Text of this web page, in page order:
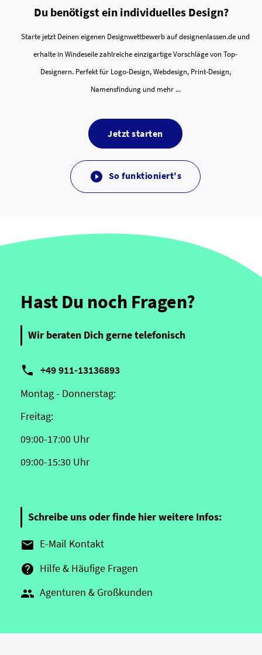
Du benötigst ein individuelles Design?
Starte jetzt Deinen eigenen Designwettbewerb auf designenlassen.de und
erhalte in Windeseile zahlreiche einzigartige Vorschläge von Top-
Designern. Perfekt für Logo-Design, Webdesign, Print-Design,
Namensfindung und mehr ...
Jetzt starten
 So funktioniert's
Hast Du noch Fragen?
Wir beraten Dich gerne telefonisch
 +49 911-13136893
Montag - Donnerstag:
Freitag:
09:00-17:00 Uhr
09:00-15:30 Uhr
Schreibe uns oder finde hier weitere Infos:
 E-Mail Kontakt
 Hilfe & Häufige Fragen
 Agenturen & Großkunden